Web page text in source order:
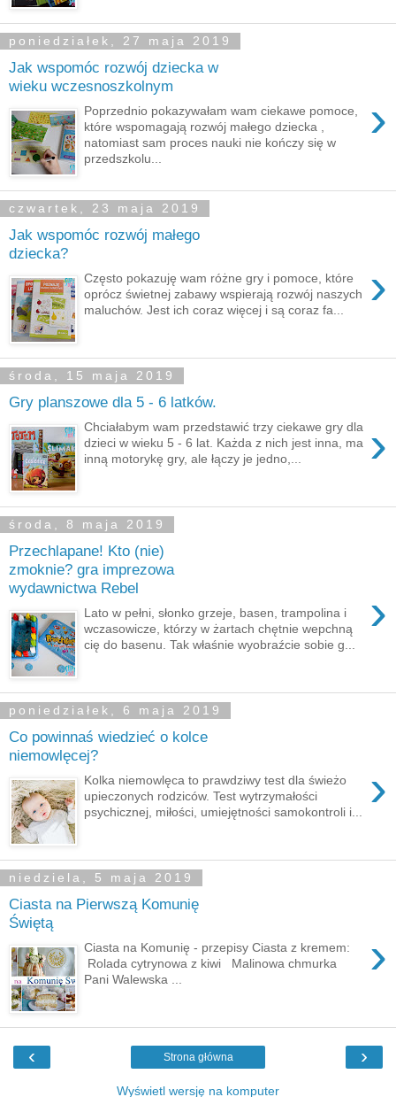
poniedziałek, 27 maja 2019
Jak wspomóc rozwój dziecka w
wieku wczesnoszkolnym
›
Poprzednio pokazywałam wam ciekawe pomoce,
które wspomagają rozwój małego dziecka ,
natomiast sam proces nauki nie kończy się w
przedszkolu...
czwartek, 23 maja 2019
Jak wspomóc rozwój małego
dziecka?
›
Często pokazuję wam różne gry i pomoce, które
oprócz świetnej zabawy wspierają rozwój naszych
maluchów. Jest ich coraz więcej i są coraz fa...
środa, 15 maja 2019
Gry planszowe dla 5 - 6 latków.
›
Chciałabym wam przedstawić trzy ciekawe gry dla
dzieci w wieku 5 - 6 lat. Każda z nich jest inna, ma
inną motorykę gry, ale łączy je jedno,...
środa, 8 maja 2019
Przechlapane! Kto (nie)
zmoknie? gra imprezowa
wydawnictwa Rebel
›
Lato w pełni, słonko grzeje, basen, trampolina i
wczasowicze, którzy w żartach chętnie wepchną
cię do basenu. Tak właśnie wyobraźcie sobie g...
poniedziałek, 6 maja 2019
Co powinnaś wiedzieć o kolce
niemowlęcej?
›
Kolka niemowlęca to prawdziwy test dla świeżo
upieczonych rodziców. Test wytrzymałości
psychicznej, miłości, umiejętności samokontroli i...
niedziela, 5 maja 2019
Ciasta na Pierwszą Komunię
Świętą
›
Ciasta na Komunię - przepisy Ciasta z kremem:
Rolada cytrynowa z kiwi Malinowa chmurka
Pani Walewska ...
‹ ›
Strona główna
Wyświetl wersję na komputer